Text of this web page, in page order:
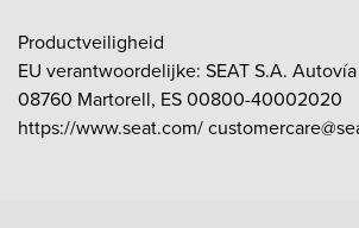
Productveiligheid
EU verantwoordelijke: SEAT S.A.
08760 Martorell, ES 00800-40002020
https://www.seat.com/